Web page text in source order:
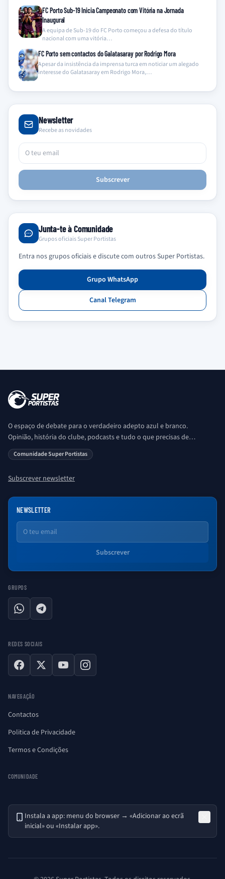
FC Porto Sub-19 Inicia Campeonato com Vitória na Jornada
Inaugural
A equipa de Sub-19 do FC Porto começou a defesa do título
nacional com uma vitória…
FC Porto sem contactos do Galatasaray por Rodrigo Mora
Apesar da insistência da imprensa turca em noticiar um alegado
interesse do Galatasaray em Rodrigo Mora,…
Newsletter
Recebe as novidades
Subscrever
Junta-te à Comunidade
Grupos oficiais Super Portistas
Entra nos grupos oficiais e discute com outros Super Portistas.
Grupo WhatsApp
Canal Telegram
O espaço de debate para o verdadeiro adepto azul e branco.
Opinião, história do clube, podcasts e tudo o que precisas de
saber sobre o universo Porto. Ser Porto é aqui!
Comunidade Super Portistas
Subscrever newsletter
NEWSLETTER
Email
Subscrever
GRUPOS
WhatsAppTelegram
REDES SOCIAIS
Facebook
X YouTubeInstagram
NAVEGAÇÃO
Contactos
Politica de Privacidade
Termos e Condições
COMUNIDADE
Instala a app: menu do browser → «Adicionar ao ecrã
inicial» ou «Instalar app».